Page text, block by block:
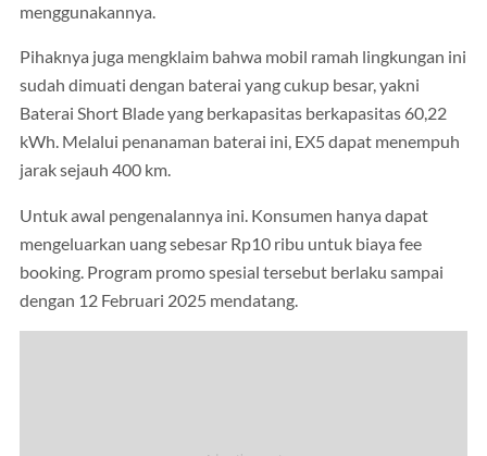
menggunakannya.
Pihaknya juga mengklaim bahwa mobil ramah lingkungan ini
sudah dimuati dengan baterai yang cukup besar, yakni
Baterai Short Blade yang berkapasitas berkapasitas 60,22
kWh. Melalui penanaman baterai ini, EX5 dapat menempuh
jarak sejauh 400 km.
Untuk awal pengenalannya ini. Konsumen hanya dapat
mengeluarkan uang sebesar Rp10 ribu untuk biaya fee
booking. Program promo spesial tersebut berlaku sampai
dengan 12 Februari 2025 mendatang.